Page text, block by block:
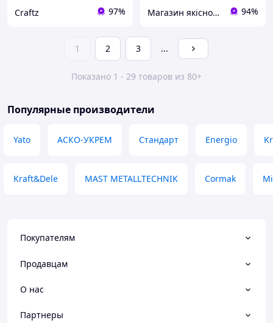
Craftz 97% Магазин якісного інструменту Tools Shop 24/7 94%
1 2 3 ...
Показано 1 - 29 товаров из 80+
Популярные производители
Yato АСКО-УКРЕМ Стандарт Energio
Kraft&Dele MAST METALLTECHNIK Cormak
Покупателям
Продавцам
О нас
Партнеры